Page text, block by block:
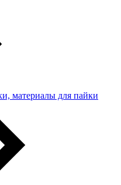
материалы для пайки